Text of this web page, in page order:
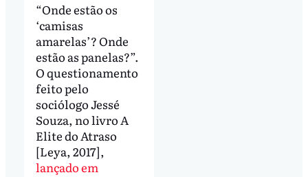
“Onde estão os
‘camisas
amarelas’? Onde
estão as panelas?”.
O questionamento
feito pelo
sociólogo Jessé
Souza, no livro A
Elite do Atraso
[Leya, 2017],
lançado em